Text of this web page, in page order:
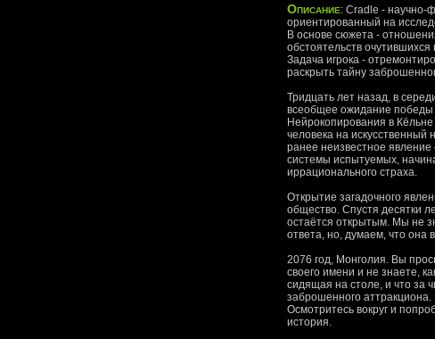
Описание: Cradle - научно-
ориентированный на
В основе сюжета -
обстоятельств очутившихся
Задача игрока -
раскрыть тайну
Тридцать лет назад, в
всеобщее ожидание победы
Нейрокопирования в
человека на искусственный
ранее неизвестное
системы испытуемых,
иррационального страха.
Открытие загадочного
общество. Спустя десятки
остаётся открытым. Мы не
ответа, но, думаем, что она
2076 год, Монголия. Вы
своего имени и не знаете,
сидящая на столе, и что за
заброшенного
Осмотритесь вокруг и
история.